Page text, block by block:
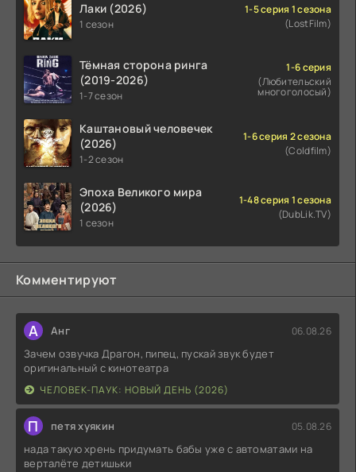
Лаки (2026)
1 сезон
1-5 серия 1 сезона
(LostFilm)
Тёмная сторона ринга
(2019-2026)
1-7 сезон
1-6 серия
(Любительский
многоголосый)
Каштановый человечек
(2026)
1-2 сезон
1-6 серия 2 сезона
(Coldfilm)
Эпоха Великого мира
(2026)
1 сезон
1-48 серия 1 сезона
(DubLik.TV)
Комментируют
А Анг 06.08.26
Зачем озвучка Драгон, пипец, пускай звук будет
оригинальный с кинотеатра
ЧЕЛОВЕК-ПАУК: НОВЫЙ ДЕНЬ (2026)
П петя хуякин 05.08.26
нада такую хрень придумать бабы уже с автоматами на
верталёте детишьки